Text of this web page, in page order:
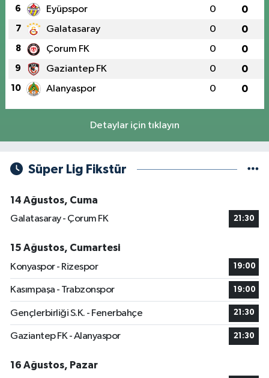
6 Eyüpspor 0 0
7 Galatasaray 0 0
8 Çorum FK 0 0
9 Gaziantep FK 0 0
10 Alanyaspor 0 0
Detaylar için tıklayın
Süper Lig Fikstür
14 Ağustos, Cuma
Galatasaray - Çorum FK
21:30
15 Ağustos, Cumartesi
Konyaspor - Rizespor
19:00
Kasımpaşa - Trabzonspor 19:00
Gençlerbirliği S.K. - Fenerbahçe 21:30
Gaziantep FK - Alanyaspor 21:30
16 Ağustos, Pazar